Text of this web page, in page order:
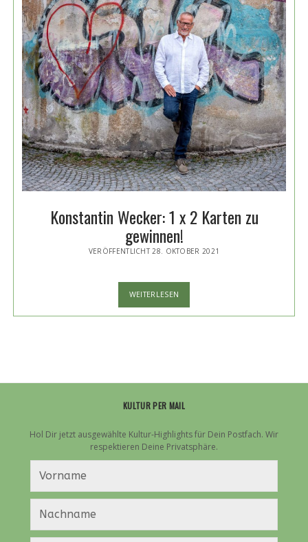
Konstantin Wecker: 1 x 2 Karten zu
gewinnen!
VERÖFFENTLICHT 28. OKTOBER 2021
WEITERLESEN
WECKER:
GEWINNEN!
KULTUR PER MAIL
Hol Dir jetzt ausgewählte Kultur-Highlights für Dein Postfach. Wir
respektieren Deine Privatsphäre.